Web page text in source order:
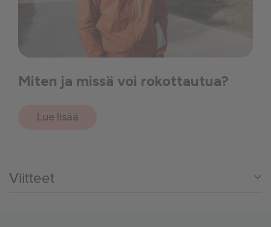
Miten ja missä voi rokottautua?
Lue lisää
Viitteet